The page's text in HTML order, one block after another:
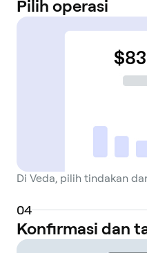
Pilih operasi
Di Veda, pilih tindakan
04
Konfirmasi dan